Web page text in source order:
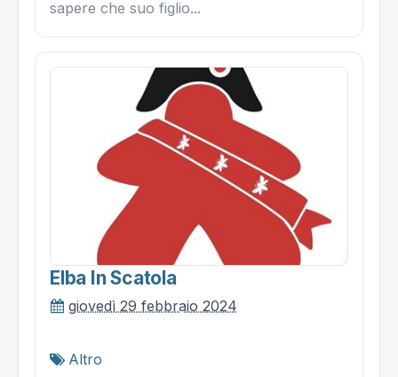
sapere che suo figlio...
Elba In Scatola
giovedì 29 febbraio 2024
Altro